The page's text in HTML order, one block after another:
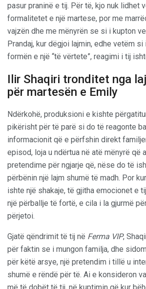
pasur praninë e tij. Për të, kjo nuk lidhet
formalitetet e një martese, por me
vajzën dhe me mënyrën se si i kupton
Prandaj, kur dëgjoi lajmin, edhe vetëm si
formën e një “të vërtete”, reagimi i tij
Ilir Shaqiri tronditet nga
për martesën e Emily
Ndërkohë, produksioni e kishte
pikërisht për të parë si do të reagonte
informacionit që e përfshin direkt
episod, loja u ndërtua në atë mënyrë që
pretendime për ngjarje që, nëse do të
përbënin një lajm shumë të madh. Por
ishte një shakaje, të gjitha emocionet e
një përballje të fortë, e cila i la gjurmë
përjetoi.
Gjatë qëndrimit të tij në Ferma VIP,
për faktin se i mungon familja, dhe
për këtë arsye, një pretendim i tillë u
shumë e rëndë për të. Ai e konsideron